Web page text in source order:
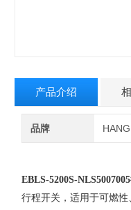
产品介绍
品牌
EBLS-5200S-
行程开关，适用于可燃